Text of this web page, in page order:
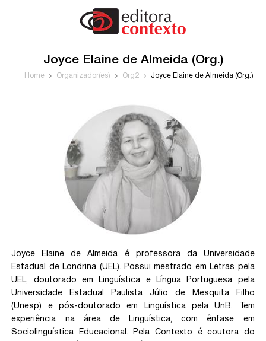
Joyce Elaine de Almeida (Org.)
Home Organizador(es) Org2 Joyce Elaine de Almeida (Org.)
Joyce Elaine de Almeida é professora da Universidade
Estadual de Londrina (UEL). Possui mestrado em Letras pela
UEL, doutorado em Linguística e Língua Portuguesa pela
Universidade Estadual Paulista Júlio de Mesquita Filho
(Unesp) e pós-doutorado em Linguística pela UnB. Tem
experiência na área de Linguística, com ênfase em
Sociolinguística Educacional. Pela Contexto é coutora do